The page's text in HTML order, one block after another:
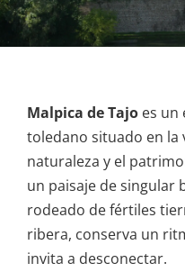
Malpica de Tajo es un
toledano situado en la
naturaleza y el
un paisaje de singular
rodeado de fértiles
ribera, conserva un
invita a desconectar.